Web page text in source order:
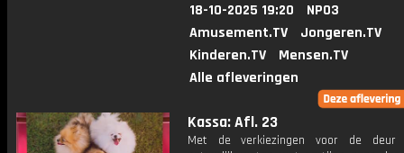
18-10-2025 19:20
NPO3
Amusement.TV
Jongeren.TV
Kinderen.TV
Mensen.TV
Alle afleveringen
Kassa: Afl. 23
Met de verkiezingen voor de